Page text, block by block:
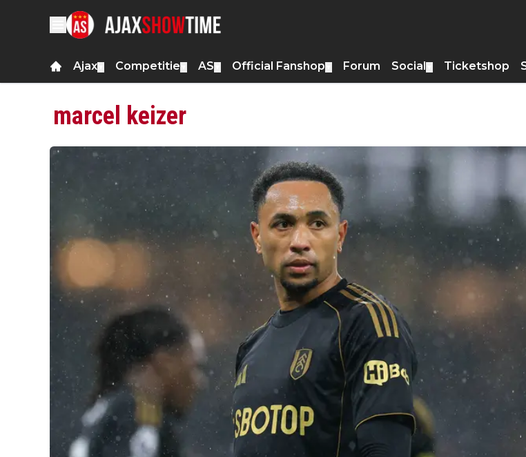
Ajax Competitie AS Official Fanshop Forum Social Ticketshop
marcel keizer